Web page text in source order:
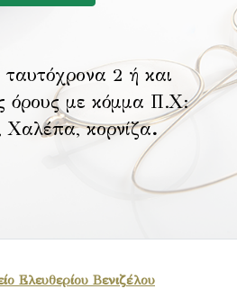
2 ή και
όρους με κόμμα Π.Χ:
Χαλέπα, κορνίζα.
Ελευθερίου Βενιζέλου